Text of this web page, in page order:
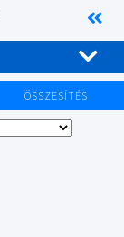
ÖSSZESÍTÉS